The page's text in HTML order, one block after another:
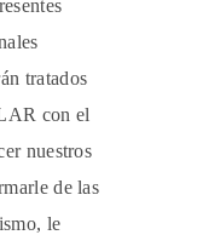
tratados
con el
nuestros
de las
le